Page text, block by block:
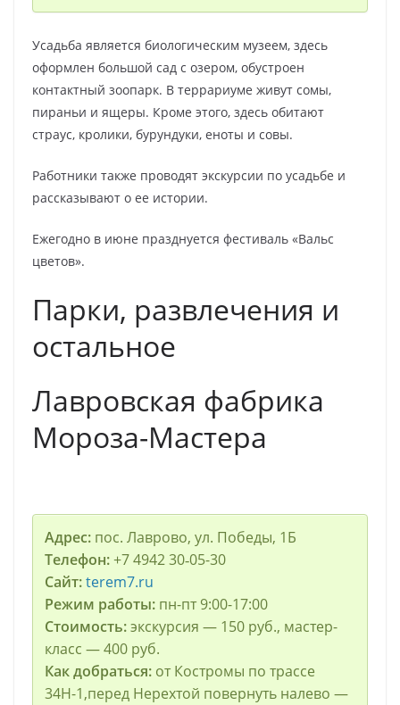
Усадьба является биологическим музеем, здесь
оформлен большой сад с озером, обустроен
контактный зоопарк. В террариуме живут сомы,
пираньи и ящеры. Кроме этого, здесь обитают
страус, кролики, бурундуки, еноты и совы.
Работники также проводят экскурсии по усадьбе и
рассказывают о ее истории.
Ежегодно в июне празднуется фестиваль «Вальс
цветов».
Парки, развлечения и
остальное
Лавровская фабрика
Мороза-Мастера
Адрес:пос. Лаврово, ул. Победы, 1Б
Телефон:+7 4942 30‑05-30
Сайт:terem7.ru
Режим работы:пн-пт 9:00-17:00
Стоимость:экскурсия — 150 руб., мастер-
класс — 400 руб.
Как добраться:от Костромы по трассе
34Н-1,перед Нерехтой повернуть налево —